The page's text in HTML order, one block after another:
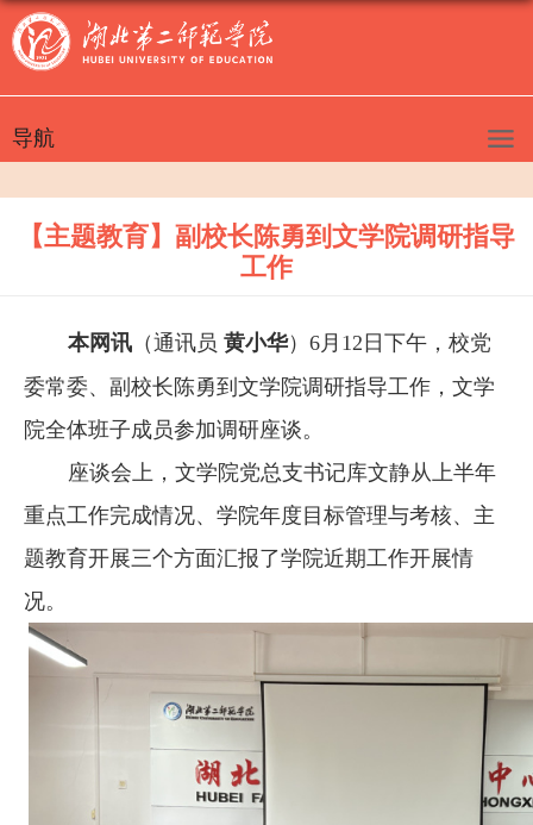
导航
【主题教育】副校长陈勇到文学院调研指导
工作
本网讯 （通讯员 黄小华） 6月 12 日下午， 校党
委常委、 副校长陈勇到 文学院调研指导工作，文学
院全体班子成员参加调研座谈。
座谈会上，文学院党总支书记库文静从上半年
重点工作完成情况、 学院年度 目标管理与考核、 主
题教育开展三个方面汇报了学院近期工作开展情
况。